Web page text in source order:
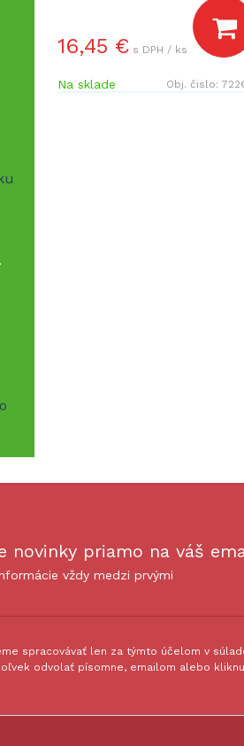
16,45 € s DPH / ks
Na sklade Obj. čislo:
novinky priamo na váš
vždy medzi prvými
spracovávať len za týmto účelom v
odvolať písomne, emailom alebo